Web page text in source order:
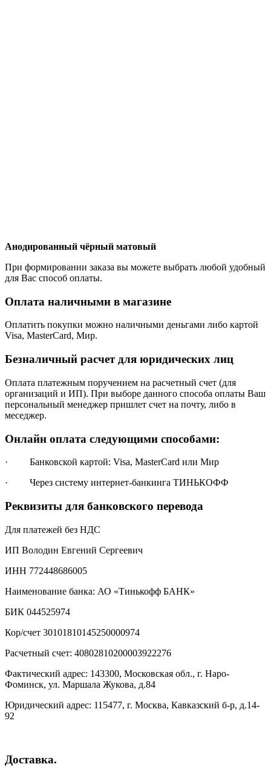
Анодированный чёрный матовый
При формировании заказа вы можете выбрать любой удобный
для Вас способ оплаты.
Оплата наличными в магазине
Оплатить покупки можно наличными деньгами либо картой
Visa, MasterCard, Мир.
Безналичный расчет для юридических лиц
Оплата платежным поручением на расчетный счет (для
организаций и ИП). При выборе данного способа оплаты Ваш
персональный менеджер пришлет счет на почту, либо в
меседжер.
Онлайн оплата следующими способами:
· Банковской картой: Visa, MasterCard или Мир
· Через систему интернет-банкинга ТИНЬКОФФ
Реквизиты для банковского перевода
Для платежей без НДС
ИП Володин Евгений Сергеевич
ИНН 772448686005
Наименование банка: АО «Тинькофф БАНК»
БИК 044525974
Кор/счет 30101810145250000974
Расчетный счет: 40802810200003922276
Фактический адрес: 143300, Московская обл., г. Наро-
Фоминск, ул. Маршала Жукова, д.84
Юридический адрес: 115477, г. Москва, Кавказский б-р, д.14-
92
Доставка.